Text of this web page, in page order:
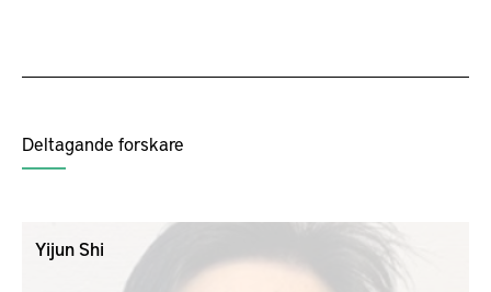
Deltagande forskare
Yijun Shi